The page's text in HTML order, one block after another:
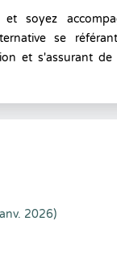
et soyez
se
et s'assurant de
2026)